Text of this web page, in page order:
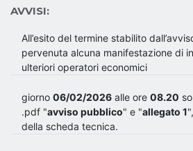
AVVISI:
All’esito del termine stabilito
pervenuta alcuna manifestazione di
ulteriori operatori economici
giorno 06/02/2026 alle ore 08.20
.pdf "avviso pubblico" e "allegato 1
della scheda tecnica.